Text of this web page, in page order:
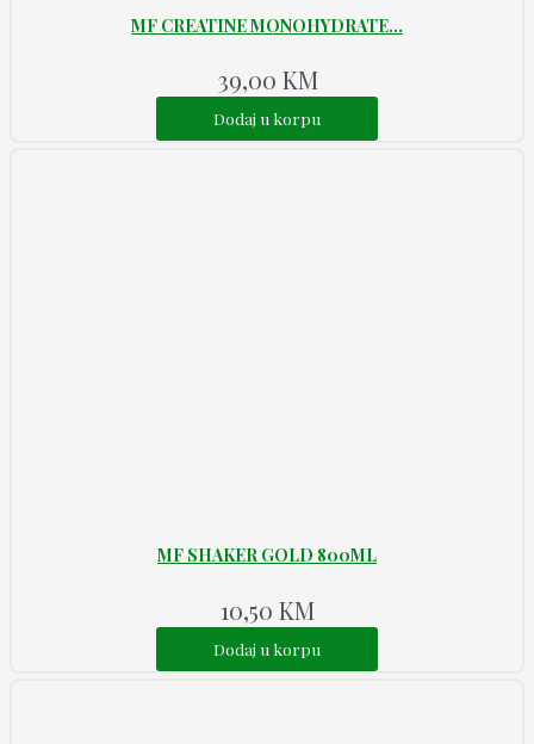
MF CREATINE MONOHYDRATE...
39,00 KM
Dodaj u korpu
MF SHAKER GOLD 800ML
10,50 KM
Dodaj u korpu